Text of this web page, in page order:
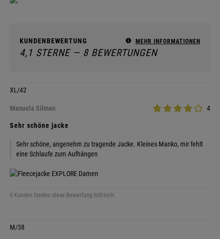
KUNDENBEWERTUNG MEHR INFORMATIONEN
4,1 STERNE — 8 BEWERTUNGEN
XL/42
Manuela Silman 4
Sehr schöne jacke
Sehr schöne, angenehm zu tragende Jacke. Kleines Manko, mir fehlt
eine Schlaufe zum Aufhängen
0 Kunden fanden diese Bewertung hilfreich.
M/38